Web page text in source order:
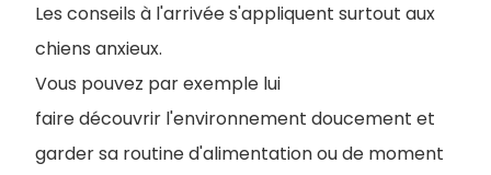
Les conseils à l'arrivée s'appliquent surtout aux
chiens anxieux.
Vous pouvez par exemple lui
faire découvrir l'environnement doucement et
garder sa routine d'alimentation ou de moment